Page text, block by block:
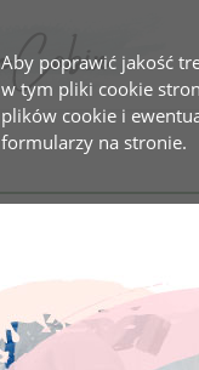
Aby poprawić jakość
w tym pliki cookie
plików cookie i
formularzy na stronie.